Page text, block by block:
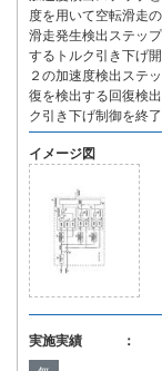
度を用いて空転滑走
滑走発生検出ステッ
するトルク引き下げ
２の加速度検出ステ
復を検出する回復検
ク引き下げ制御を終
イメージ図
実施実績 ：